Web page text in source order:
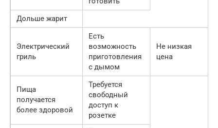
Дольше жарит
Электрический
гриль
Есть
возможность
приготовления
с дымом
Не низкая
цена
Пища
получается
более здоровой
Требуется
свободный
доступ к
розетке